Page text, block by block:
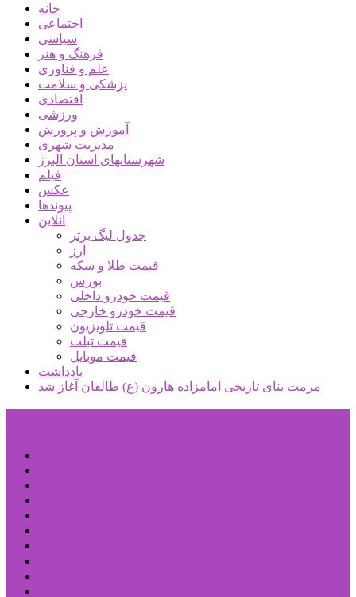
خانه
اجتماعی
سیاسی
فرهنگ و هنر
علم و فناوری
پزشکی و سلامت
اقتصادی
ورزشی
آموزش و پرورش
مدیریت شهری
شهرستانهای استان البرز
فیلم
عکس
پیوندها
آنلاین
جدول لیگ برتر
ارز
قیمت طلا و سکه
بورس
قیمت خودرو داخلی
قیمت خودرو خارجی
قیمت تلویزیون
قیمت تبلت
قیمت موبایل
یادداشت
مرمت بنای تاریخی امامزاده هارون (ع) طالقان آغاز شد